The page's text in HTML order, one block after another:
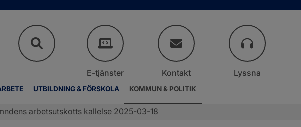
UTBILDNING & FÖRSKOLA KOMMUN & POLITIK
E-tjänster Kontakt Lyssna
arbetsutskotts kallelse 2025-03-18